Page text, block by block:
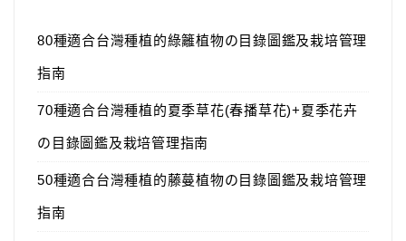
80種適合台灣種植的綠籬植物の目錄圖鑑及栽培管理
指南
70種適合台灣種植的夏季草花(春播草花)+夏季花卉
の目錄圖鑑及栽培管理指南
50種適合台灣種植的藤蔓植物の目錄圖鑑及栽培管理
指南